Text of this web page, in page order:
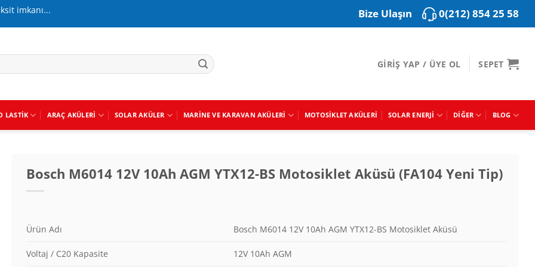
imkanı... Bize Ulaşın 0(212) 854 25 58
GIRIŞ YAP / ÜYE OL SEPET
LASTIK ARAÇ AKÜLERI SOLAR AKÜLER MARINE VE KARAVAN AKÜLERI MOTOSIKLET AKÜLERI SOLAR ENERJI DIĞER BLOG
Bosch M6014 12V 10Ah AGM YTX12-BS Motosiklet Aküsü (FA104 Yeni Tip)
Ürün Adı Bosch M6014 12V 10Ah AGM YTX12-BS Motosiklet Aküsü
Voltaj / C20 Kapasite 12V 10Ah AGM